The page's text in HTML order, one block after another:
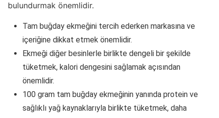
bulundurmak önemlidir.
Tam buğday ekmeğini tercih ederken markasına ve
içeriğine dikkat etmek önemlidir.
Ekmeği diğer besinlerle birlikte dengeli bir şekilde
tüketmek, kalori dengesini sağlamak açısından
önemlidir.
100 gram tam buğday ekmeğinin yanında protein ve
sağlıklı yağ kaynaklarıyla birlikte tüketmek, daha